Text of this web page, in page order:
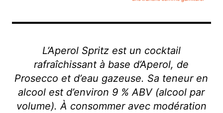
L’Aperol Spritz est un cocktail
rafraîchissant à base d’Aperol, de
Prosecco et d’eau gazeuse. Sa teneur en
alcool est d’environ 9 % ABV (alcool par
volume). À consommer avec modération